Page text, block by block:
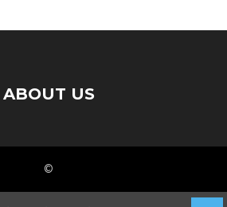
ABOUT US
©